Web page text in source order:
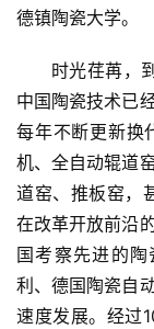
德镇陶瓷大学。
时光荏苒，
中国陶瓷技术已
每年不断更新换
机、全自动辊道
道窑、推板窑，
在改革开放前沿
国考察先进的
利、德国陶瓷自
速度发展。经过